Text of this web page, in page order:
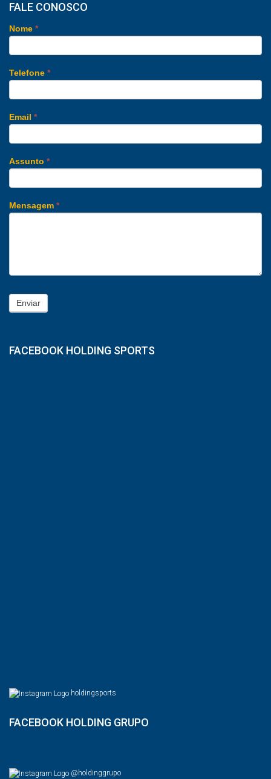
FALE CONOSCO
Nome *
Telefone *
Email *
Assunto *
Mensagem *
Enviar
FACEBOOK HOLDING SPORTS
holdingsports
FACEBOOK HOLDING GRUPO
@holdinggrupo